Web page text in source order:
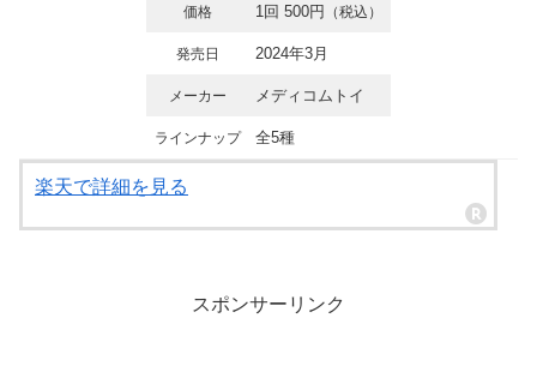
価格 1回 500円 （税込）
発売日 2024年3月
メーカー メディコムトイ
ラインナップ 全5種
楽天で詳細を見る
スポンサーリンク